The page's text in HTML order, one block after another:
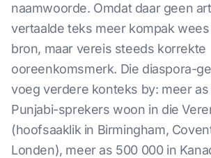
naamwoorde. Omdat daar geen
vertaalde teks meer kompak
bron, maar vereis steeds korrekte
ooreenkomsmerk. Die diaspora-
voeg verdere konteks by: meer
Punjabi-sprekers woon in die
(hoofsaaklik in Birmingham,
Londen), meer as 500 000 in